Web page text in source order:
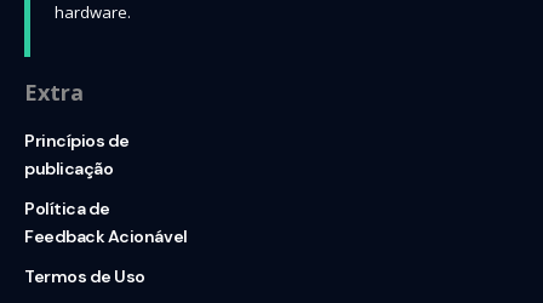
hardware.
Extra
Princípios de
publicação
Política de
Feedback Acionável
Termos de Uso